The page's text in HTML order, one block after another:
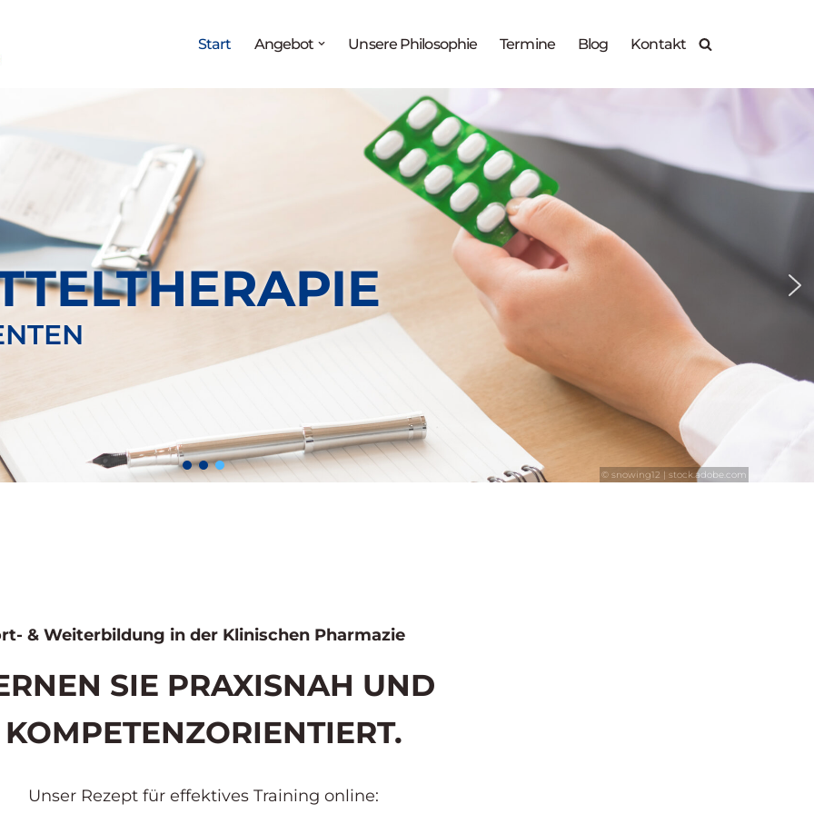
27.08. - 02.09.2026
und Arzneimittelinformation“03.09. – 30.09.2026
und Pharmakovigilanz“ 17.09. – 14.10.2026
Start Angebot Unsere Philosophie Termine Blog Kontakt
© snowing12 | stock.adobe.com
& Weiterbildung in der Klinischen Pharmazie
SIE PRAXISNAH UND
KOMPETENZORIENTIERT.
Unser Rezept für effektives Training online: